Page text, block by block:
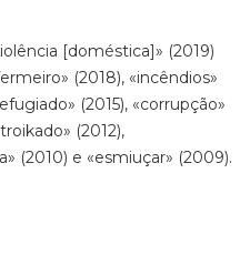
[doméstica]» (2019)
(2018), «incêndios»
(2015), «corrupção»
(2012),
(2010) e «esmiuçar» (2009).